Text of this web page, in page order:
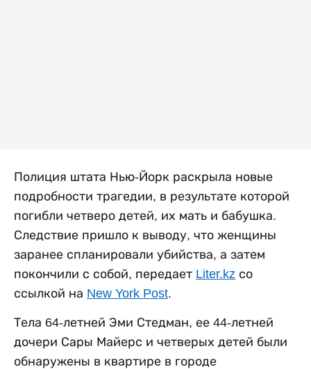
Полиция штата Нью-Йорк раскрыла новые
подробности трагедии, в результате которой
погибли четверо детей, их мать и бабушка.
Следствие пришло к выводу, что женщины
заранее спланировали убийства, а затем
покончили с собой, передает Liter.kz со
ссылкой на New York Post.
Тела 64-летней Эми Стедман, ее 44-летней
дочери Сары Майерс и четверых детей были
обнаружены в квартире в городе